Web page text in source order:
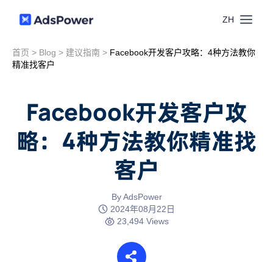
ZH
功能
窗口同步
联盟营销
首页 > Blog > 建议指南 > Facebook开发客户攻略：4种方法教你
精准找客户
Facebook开发客户攻
略：4种方法教你精准找
客户
By AdsPower
2024年08月22日
23,494 Views